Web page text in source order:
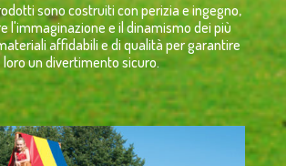
sono costruiti con perizia e ingegno,
l'immaginazione e il dinamismo dei più
affidabili e di qualità per garantire
loro un divertimento sicuro.